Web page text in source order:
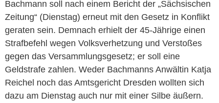
Bachmann soll nach einem Bericht der „Sächsischen
Zeitung“ (Dienstag) erneut mit den Gesetz in Konflikt
geraten sein. Demnach erhielt der 45-Jährige einen
Strafbefehl wegen Volksverhetzung und Verstoßes
gegen das Versammlungsgesetz; er soll eine
Geldstrafe zahlen. Weder Bachmanns Anwältin Katja
Reichel noch das Amtsgericht Dresden wollten sich
dazu am Dienstag auch nur mit einer Silbe äußern.